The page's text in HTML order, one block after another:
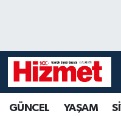
GÜNCEL YAŞAM
YAŞAM
SİYASET
Denizli Hava
Denizli Trafik